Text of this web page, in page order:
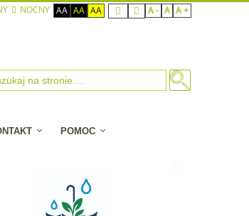
NOCNY AA AA AA A - A A +
POMOC